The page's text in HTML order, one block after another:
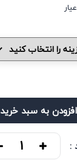
افزودن به سبد خرید
: